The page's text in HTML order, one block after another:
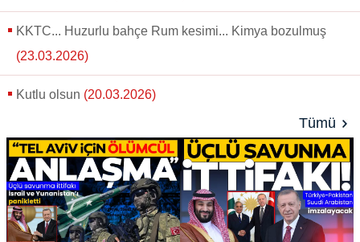
KKTC... Huzurlu bahçe Rum kesimi... Kimya bozulmuş
(23.03.2026)
Kutlu olsun (20.03.2026)
Tümü